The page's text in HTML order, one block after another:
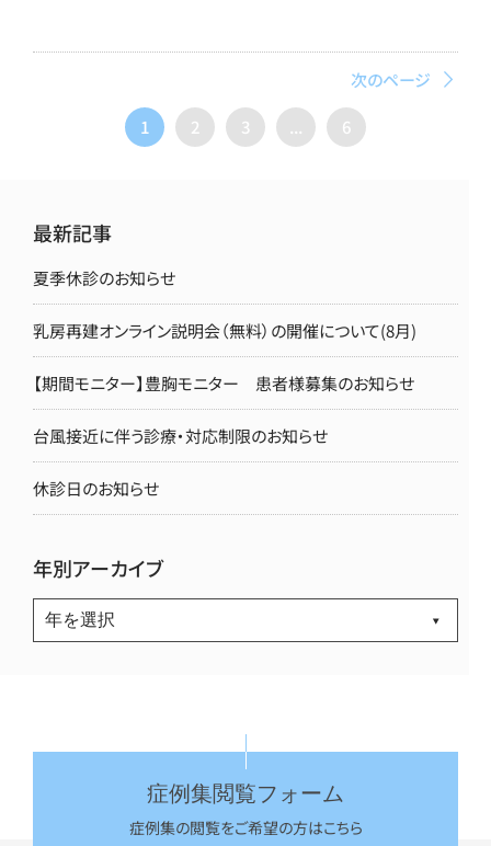
1 2 3 ... 6
次のページ
最新記事
夏季休診のお知らせ
乳房再建オンライン説明会（無料）の開催について(8月)
【期間モニター】豊胸モニター 患者様募集のお知らせ
台風接近に伴う診療・対応制限のお知らせ
休診日のお知らせ
年別アーカイブ
症例集閲覧フォーム
症例集の閲覧をご希望の方はこちら